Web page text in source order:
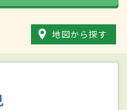
地図から探す